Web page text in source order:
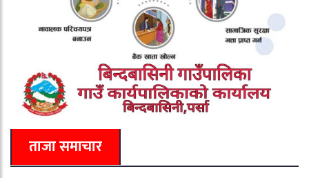
ताजा समाचार